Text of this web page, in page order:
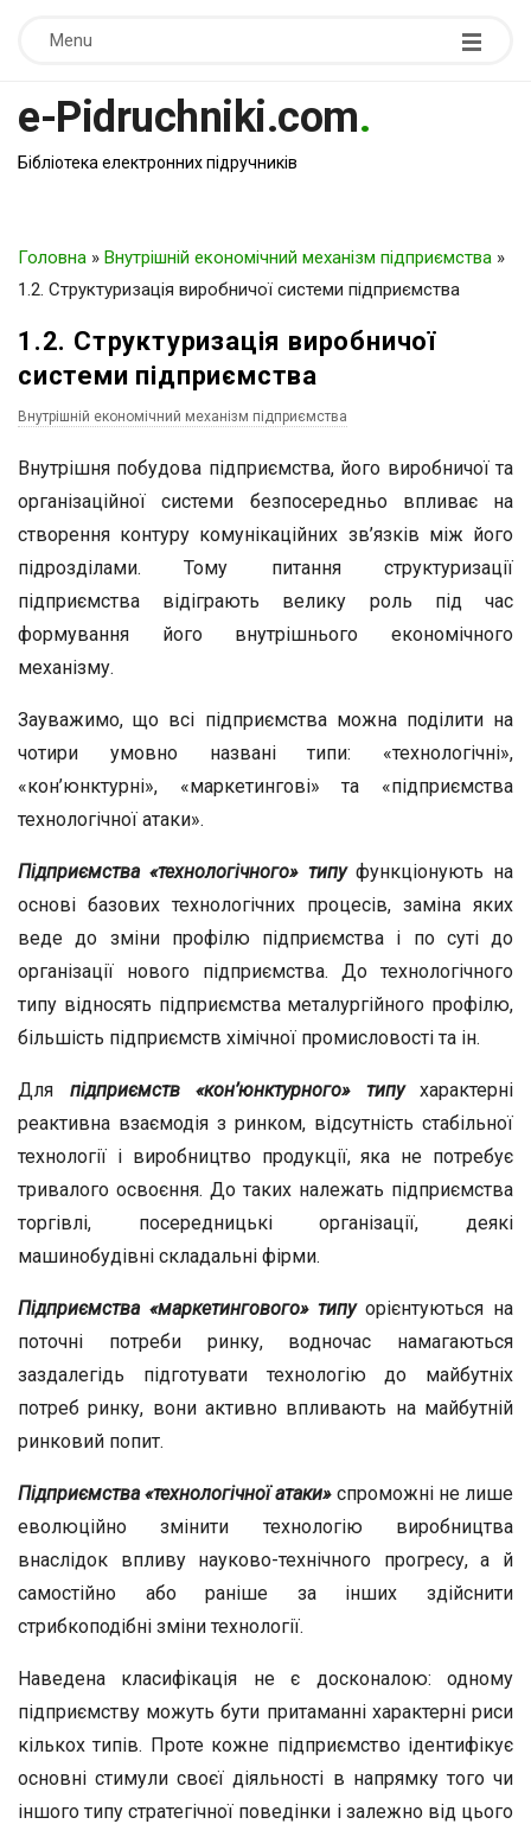
Menu
e-Pidruchniki.com.
Бібліотека електронних підручників
Головна » Внутрішній економічний механізм підприємства »
1.2. Структуризація виробничої системи підприємства
1.2. Структуризація виробничої
системи підприємства
Внутрішній економічний механізм підприємства
Внутрішня побудова підприємства, його виробничої та
організаційної системи безпосередньо впливає на
створення контуру комунікаційних зв’язків між його
підрозділами. Тому питання структуризації
підприємства відіграють велику роль під час
формування його внутрішнього економічного
механізму.
Зауважимо, що всі підприємства можна поділити на
чотири умовно названі типи: «технологічні»,
«кон’юнктурні», «маркетингові» та «підприємства
технологічної атаки».
Підприємства «технологічного» типуфункціонують на
основі базових технологічних процесів, заміна яких
веде до зміни профілю підприємства і по суті до
організації нового підприємства. До технологічного
типу відносять підприємства металургійного профілю,
більшість підприємств хімічної промисловості та ін.
Для підприємств «кон’юнктурного» типухарактерні
реактивна взаємодія з ринком, відсутність стабільної
технології і виробництво продукції, яка не потребує
тривалого освоєння. До таких належать підприємства
торгівлі, посередницькі організації, деякі
машинобудівні складальні фірми.
Підприємства «маркетингового» типуорієнтуються на
поточні потреби ринку, водночас намагаються
заздалегідь підготувати технологію до майбутніх
потреб ринку, вони активно впливають на майбутній
ринковий попит.
Підприємства «технологічної атаки»спроможні не лише
еволюційно змінити технологію виробництва
внаслідок впливу науково-технічного прогресу, а й
самостійно або раніше за інших здійснити
стрибкоподібні зміни технології.
Наведена класифікація не є досконалою: одному
підприємству можуть бути притаманні характерні риси
кількох типів. Проте кожне підприємство ідентифікує
основні стимули своєї діяльності в напрямку того чи
іншого типу стратегічної поведінки і залежно від цього